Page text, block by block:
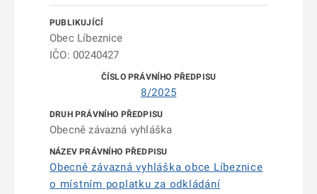
Obec Líbeznice
IČO: 00240427
8/2025
Obecně závazná vyhláška
Obecně závazná vyhláška obce Líbeznice
o místním poplatku za odkládání